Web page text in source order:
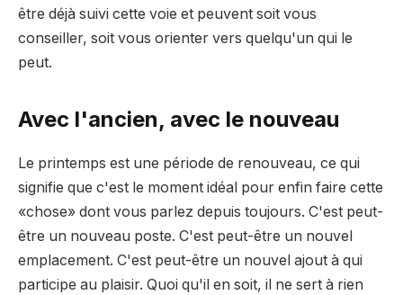
être déjà suivi cette voie et peuvent soit vous
conseiller, soit vous orienter vers quelqu'un qui le
peut.
Avec l'ancien, avec le nouveau
Le printemps est une période de renouveau, ce qui
signifie que c'est le moment idéal pour enfin faire cette
«chose» dont vous parlez depuis toujours. C'est peut-
être un nouveau poste. C'est peut-être un nouvel
emplacement. C'est peut-être un nouvel ajout à qui
participe au plaisir. Quoi qu'il en soit, il ne sert à rien